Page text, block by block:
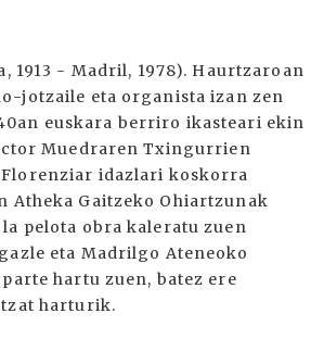
- Madril, 1978). Haurtzaroan
jotzaile eta organista izan zen
euskara berriro ikasteari ekin
Muedraren Txingurrien
Florenziar idazlari koskorra
Atheka Gaitzeko Ohiartzunak
pelota obra kaleratu zuen
eta Madrilgo Ateneoko
hartu zuen, batez ere
harturik.